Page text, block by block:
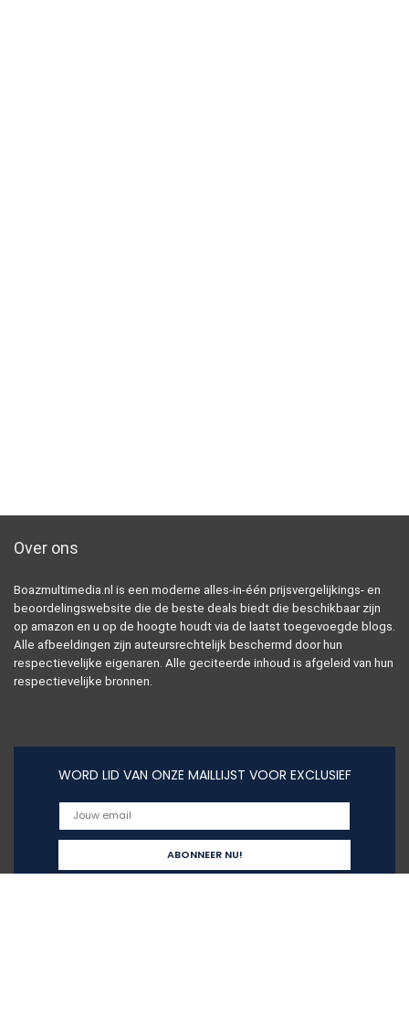
Over ons
Boazmultimedia.nl is een moderne alles-in-één prijsvergelijkings- en
beoordelingswebsite die de beste deals biedt die beschikbaar zijn
op amazon en u op de hoogte houdt via de laatst toegevoegde blogs.
Alle afbeeldingen zijn auteursrechtelijk beschermd door hun
respectievelijke eigenaren. Alle geciteerde inhoud is afgeleid van hun
respectievelijke bronnen.
WORD LID VAN ONZE MAILLIJST VOOR EXCLUSIEF